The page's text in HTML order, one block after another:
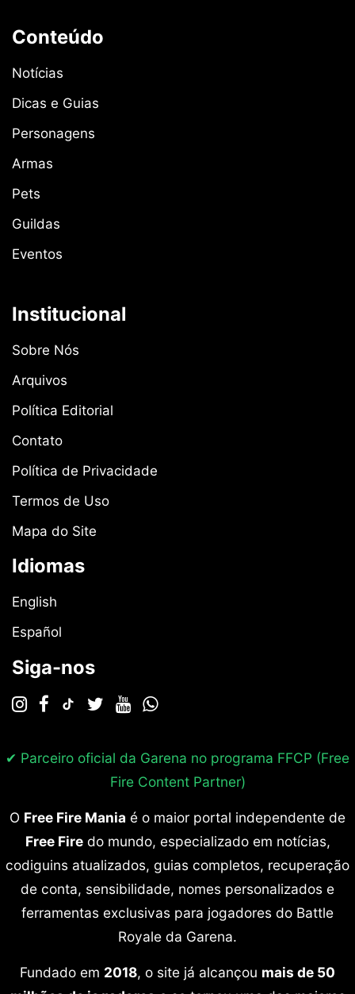
Conteúdo
Notícias
Dicas e Guias
Personagens
Armas
Pets
Guildas
Eventos
Institucional
Sobre Nós
Arquivos
Política Editorial
Contato
Política de Privacidade
Termos de Uso
Mapa do Site
Idiomas
English
Español
Siga-nos
✔ Parceiro oficial da Garena no programa FFCP (Free
Fire Content Partner)
O Free Fire Mania é o maior portal independente de
Free Firedo mundo, especializado em notícias,
codiguins atualizados, guias completos, recuperação
de conta, sensibilidade, nomes personalizados e
ferramentas exclusivas para jogadores do Battle
Royale da Garena.
Fundado em 2018, o site já alcançou mais de 50